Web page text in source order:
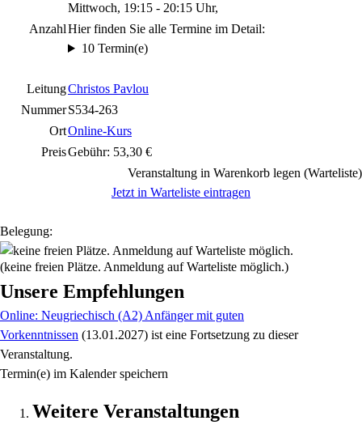
Mittwoch, 19:15 - 20:15 Uhr,
AnzahlHier finden Sie alle Termine im Detail:
10 Termin(e)
LeitungChristos Pavlou
NummerS534-263
OrtOnline-Kurs
PreisGebühr: 53,30 €
Veranstaltung in Warenkorb legen (Warteliste)
Jetzt in Warteliste eintragen
Belegung:
(keine freien Plätze. Anmeldung auf Warteliste möglich.)
Unsere Empfehlungen
Online: Neugriechisch (A2) Anfänger mit guten
Vorkenntnissen (13.01.2027) ist eine Fortsetzung zu dieser
Veranstaltung.
Termin(e) im Kalender speichern
Weitere Veranstaltungen